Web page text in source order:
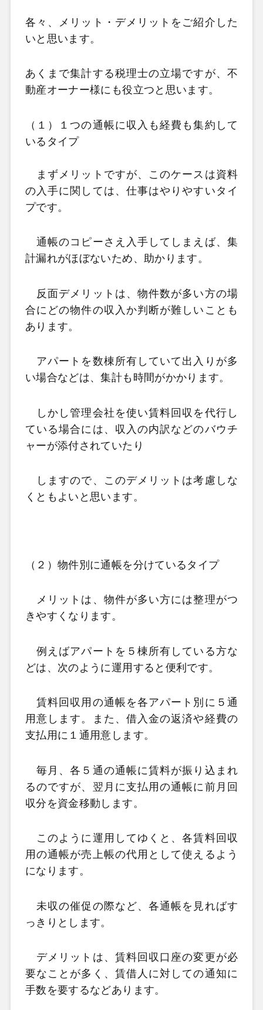
各々、メリット・デメリットをご紹介した
いと思います。
あくまで集計する税理士の立場ですが、不
動産オーナー様にも役立つと思います。
（１）１つの通帳に収入も経費も集約して
いるタイプ
まずメリットですが、このケースは資料
の入手に関しては、仕事はやりやすいタイ
プです。
通帳のコピーさえ入手してしまえば、集
計漏れがほぼないため、助かります。
反面デメリットは、物件数が多い方の場
合にどの物件の収入か判断が難しいことも
あります。
アパートを数棟所有していて出入りが多
い場合などは、集計も時間がかかります。
しかし管理会社を使い賃料回収を代行し
ている場合には、収入の内訳などのバウチ
ャーが添付されていたり
しますので、このデメリットは考慮しな
くともよいと思います。
（２）物件別に通帳を分けているタイプ
メリットは、物件が多い方には整理がつ
きやすくなります。
例えばアパートを５棟所有している方な
どは、次のように運用すると便利です。
賃料回収用の通帳を各アパート別に５通
用意します。また、借入金の返済や経費の
支払用に１通用意します。
毎月、各５通の通帳に賃料が振り込まれ
るのですが、翌月に支払用の通帳に前月回
収分を資金移動します。
このように運用してゆくと、各賃料回収
用の通帳が売上帳の代用として使えるよう
になります。
未収の催促の際など、各通帳を見ればす
っきりとします。
デメリットは、賃料回収口座の変更が必
要なことが多く、賃借人に対しての通知に
手数を要するなどあります。